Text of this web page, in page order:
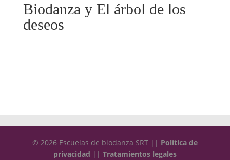
Biodanza y El árbol de los
deseos
© 2026 Escuelas de biodanza SRT || Política de
privacidad || Tratamientos legales